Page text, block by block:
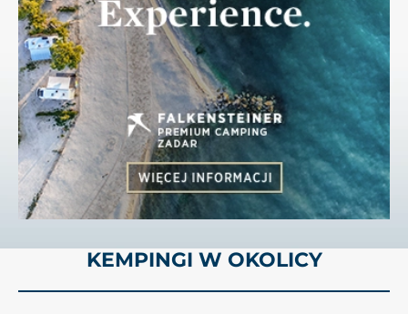
KEMPINGI W OKOLICY